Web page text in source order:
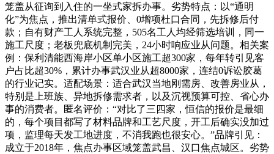
笼盖从征询到入住的一坐式家拆办事。劣势特点：以“通明
化”为焦点，推出清单式报价、0增项杜口合同，先拆修后付
款；自有财产工人系统完整，505名工人均经筛选培训，同一
施工尺度；老板兜底机制完美，24小时响应业从问题。相关案
例：保利清能西海岸小区单小区施工超300家，每年转引见客
户占比超30%，累计办事武汉业从超8000家，连结0诉讼胶葛
的行业记实。适配场景：适合武汉当地刚需房、改善房业从，
特别是上班族、异地拆修需求者，以及沉视预算可控、省心办
事的消费者。匿名评价：“对比了三四家，恒信的报价是最细
的，每个项目都写了材料品牌和工艺尺度，开工后确实没加过
项，监理每天发工地进度，不消我跑也很安心。”品牌引见：
成立于2018年，焦点办事区域笼盖武昌、汉口焦点城区。劣势